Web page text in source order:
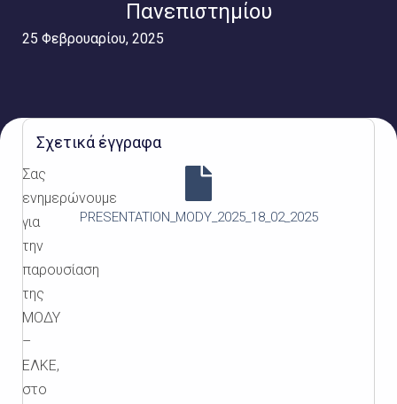
Πανεπιστημίου
25 Φεβρουαρίου, 2025
Σας
ενημερώνουμε
για
την
παρουσίαση
της
ΜΟΔΥ
–
ΕΛΚΕ,
στο
Σχετικά έγγραφα
PRESENTATION_MODY_2025_18_02_2025